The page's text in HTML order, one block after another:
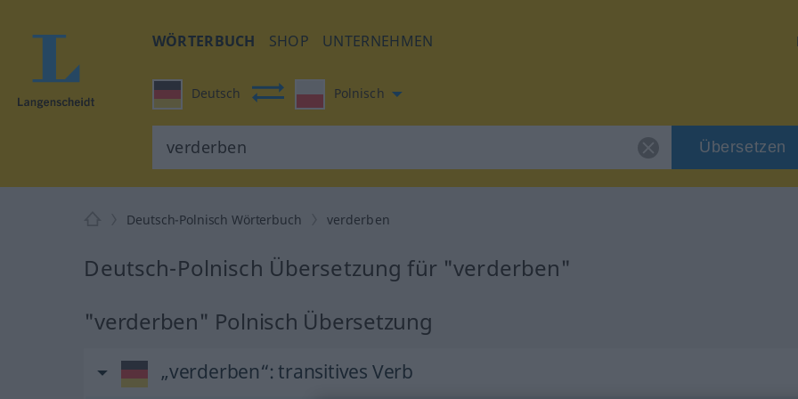
WÖRTERBUCH SHOP UNTERNEHMEN
Deutsch Polnisch
Übersetzen
Deutsch-Polnisch Wörterbuch verderben
Deutsch-Polnisch Übersetzung für "verderben"
"verderben" Polnisch Übersetzung
„verderben“: transitives Verb